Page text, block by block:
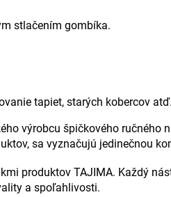
stlačením gombíka.
tapiet, starých kobercov atď.
výrobcu špičkového ručného
sa vyznačujú jedinečnou
produktov TAJIMA. Každý
a spoľahlivosti.